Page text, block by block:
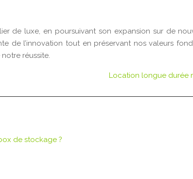
de luxe, en poursuivant son expansion sur de
l’innovation tout en préservant nos valeurs
réussite.
Location longue durée
de stockage ?